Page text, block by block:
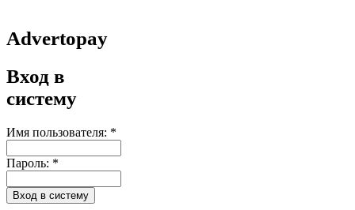
Advertopay
Вход в
систему
Имя пользователя: *
Пароль: *